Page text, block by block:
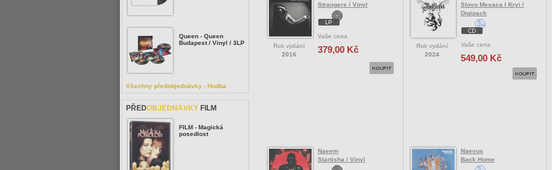
Rok vydání
2016
Strangers / Vinyl
Vaše cena
379,00 Kč
Rok vydání
2024
Slovo Mesaca I Krvi /
Digipack
Vaše cena
549,00 Kč
Naeem
Startisha / Vinyl
Naevus
Back Home
Queen - Queen
Budapest / Vinyl / 3LP
Všechny předobjednávky - Hudba
PŘEDOBJEDNÁVKY FILM
FILM - Magická
posedlost